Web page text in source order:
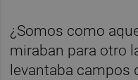
¿Somos como
miraban para otro
levantaba campos